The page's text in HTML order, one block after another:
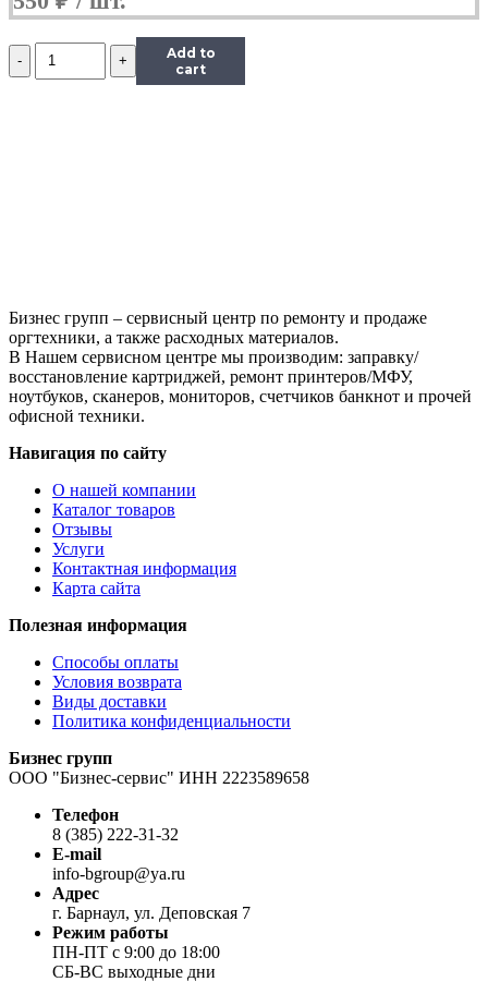
Количество
Чип
Add to
cart
Бизнес групп – сервисный центр по ремонту и продаже
оргтехники, а также расходных материалов.
В Нашем сервисном центре мы производим: заправку/
восстановление картриджей, ремонт принтеров/МФУ,
ноутбуков, сканеров, мониторов, счетчиков банкнот и прочей
офисной техники.
Навигация по сайту
О нашей компании
Каталог товаров
Отзывы
Услуги
Контактная информация
Карта сайта
Полезная информация
Способы оплаты
Условия возврата
Виды доставки
Политика конфиденциальности
Бизнес групп
ООО "Бизнес-сервис" ИНН 2223589658
Телефон
8 (385) 222-31-32
E-mail
info-bgroup@ya.ru
Адрес
г. Барнаул, ул. Деповская 7
Режим работы
ПН-ПТ с 9:00 до 18:00
СБ-ВС выходные дни